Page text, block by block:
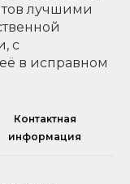
лучшими
с
в исправном
Контактная
информация